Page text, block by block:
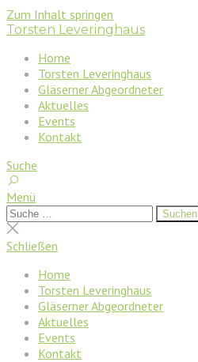
Zum Inhalt springen
Torsten Leveringhaus
Home
Torsten Leveringhaus
Gläserner Abgeordneter
Aktuelles
Events
Kontakt
Suche
Menü
Suchen
nach:
Suchen
Suche
schließen
Schließen
Home
Torsten Leveringhaus
Gläserner Abgeordneter
Aktuelles
Events
Kontakt